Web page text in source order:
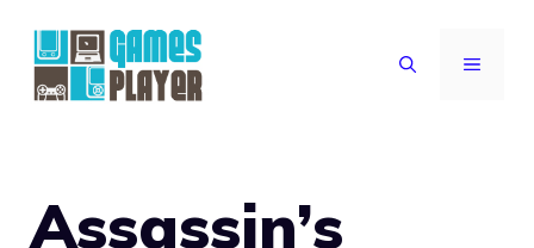
contenuto
MENU
Assassin’s